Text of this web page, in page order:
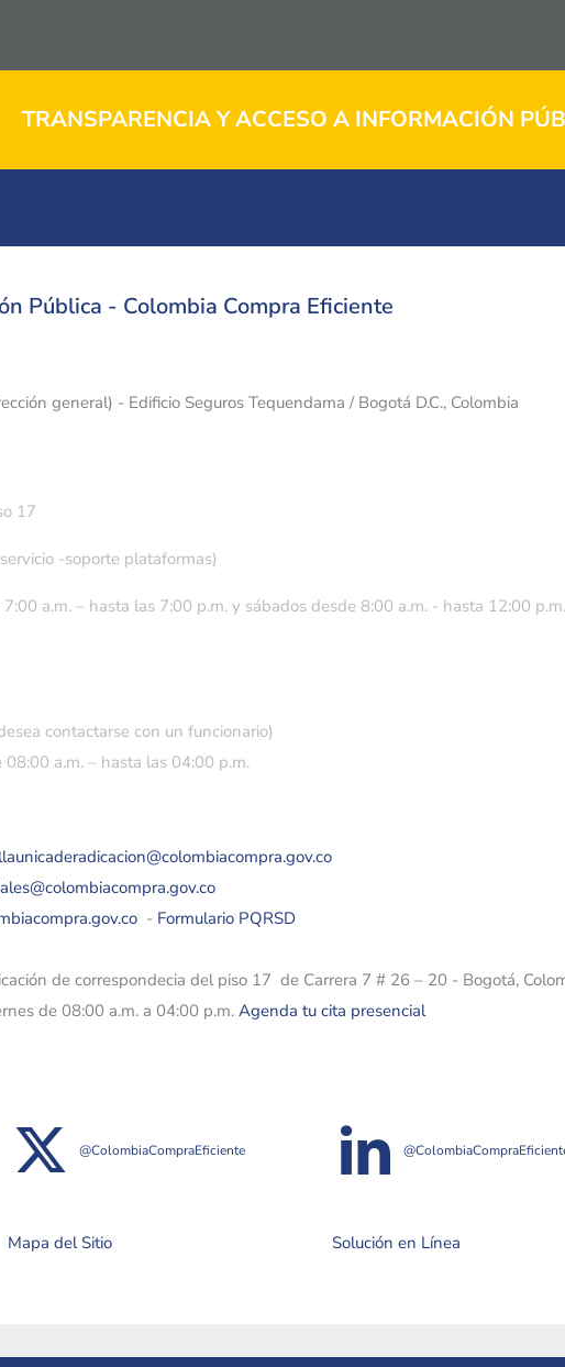
TRANSPARENCIA Y ACCESO A INFORMACIÓN
Pública - Colombia Compra Eficiente
general) - Edificio Seguros Tequendama / Bogotá D.C., Colombia
17
-soporte plataformas)
a.m. – hasta las 7:00 p.m. y sábados desde 8:00 a.m. - hasta 12:00 p.m.
contactarse con un funcionario)
a.m. – hasta las 04:00 p.m.
- Formulario PQRSD
de correspondecia del piso 17 de Carrera 7 # 26 – 20 - Bogotá,
de 08:00 a.m. a 04:00 p.m. Agenda tu cita presencial
@ColombiaCompraEficiente
Mapa del Sitio Solución en Línea